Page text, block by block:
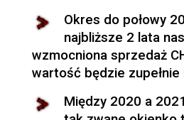
Okres do połowy
najbliższe 2 lata
wzmocniona sprzedaż
wartość będzie zupełnie
Między 2020 a